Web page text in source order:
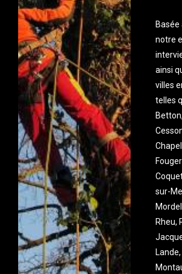
Basée
notre
ainsi
villes
telles
sur-
Rheu,